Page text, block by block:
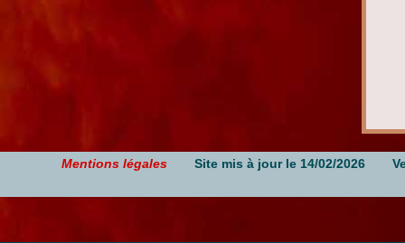
Mentions légales Site mis à jour le 14/02/2026